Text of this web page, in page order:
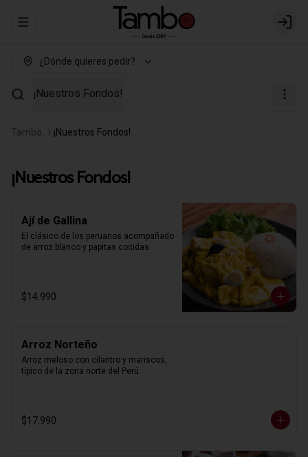
Abrir menu de navegación Login
¿Dónde quieres pedir?
¡Nuestros Fondos!
Tambo. ¡Nuestros Fondos!
¡Nuestros Fondos!
Ají de Gallina
El clásico de los peruanos acompañado
de arroz blanco y papitas cocidas
$14.990
Arroz Norteño
Arroz meloso con cilantro y mariscos,
típico de la zona norte del Perú.
$17.990